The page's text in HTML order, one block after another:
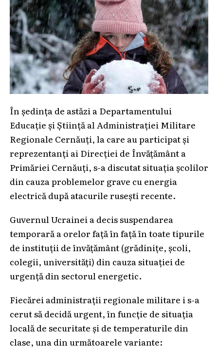
În ședința de astăzi a Departamentului
Educație și Știință al Administrației Militare
Regionale Cernăuți, la care au participat și
reprezentanți ai Direcției de Învățământ a
Primăriei Cernăuți, s-a discutat situația școlilor
din cauza problemelor grave cu energia
electrică după atacurile rusești recente.
Guvernul Ucrainei a decis suspendarea
temporară a orelor față în față în toate tipurile
de instituții de învățământ (grădinițe, școli,
colegii, universități) din cauza situației de
urgență din sectorul energetic.
Fiecărei administrații regionale militare i s-a
cerut să decidă urgent, în funcție de situația
locală de securitate și de temperaturile din
clase, una din următoarele variante: